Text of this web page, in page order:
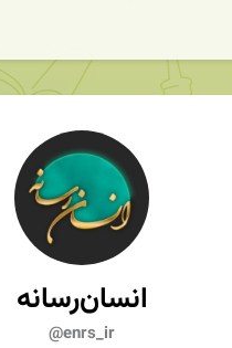
انسان‌رسانه
@enrs_ir